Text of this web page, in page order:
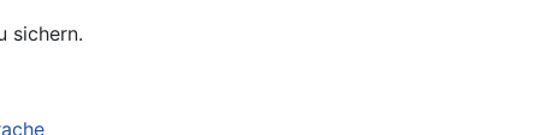
sichern.